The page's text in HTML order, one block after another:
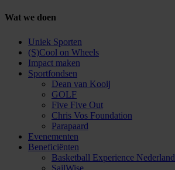
Wat we doen
Uniek Sporten
(S)Cool on Wheels
Impact maken
Sportfondsen
Dean van Kooij
GOLF
Five Five Out
Chris Vos Foundation
Parapaard
Evenementen
Beneficiënten
Basketball Experience Nederland
SailWise